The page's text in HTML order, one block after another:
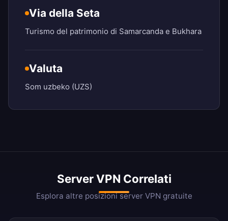
Via della Seta
Turismo del patrimonio di Samarcanda e Bukhara
Valuta
Som uzbeko (UZS)
Server VPN Correlati
Esplora altre posizioni server VPN gratuite